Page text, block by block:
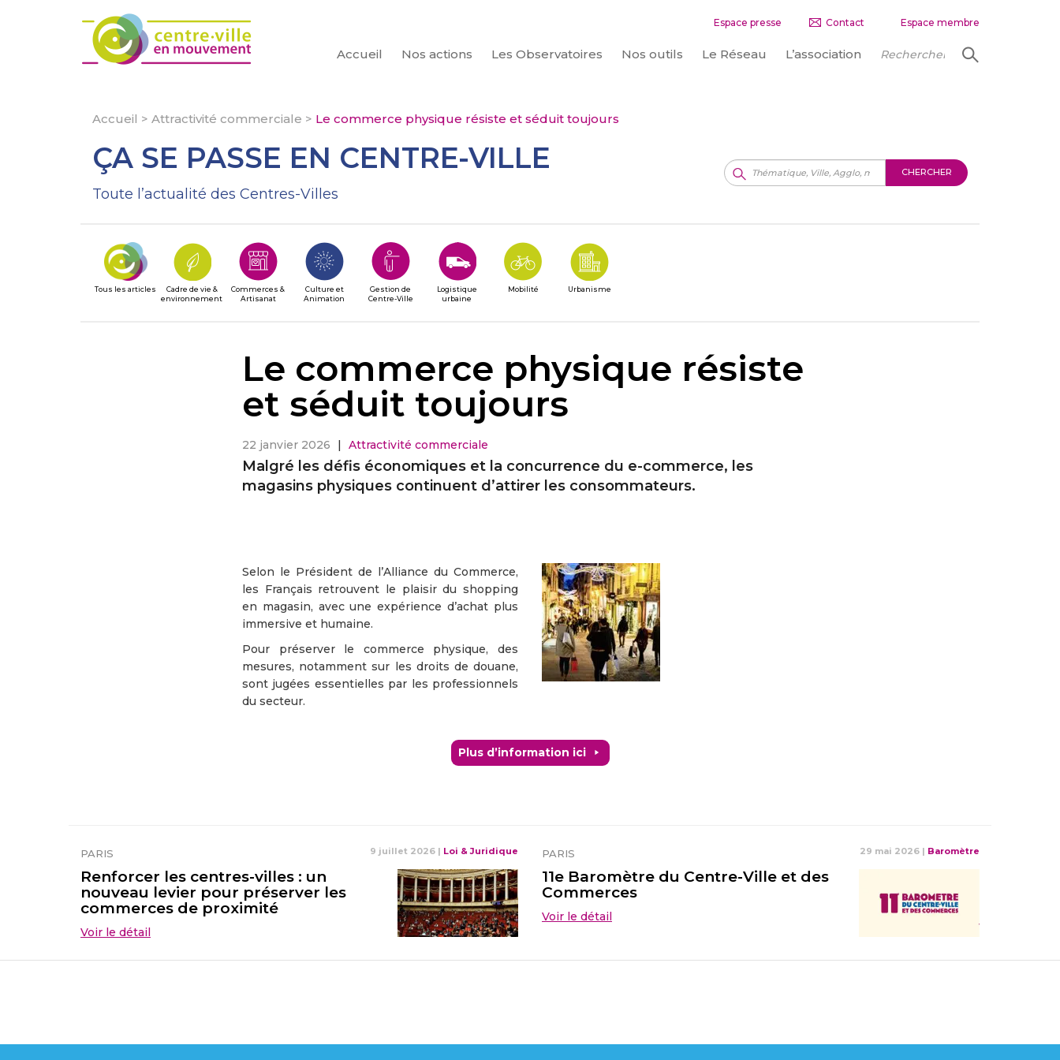
Espace presse Contact Espace membre
Accueil Nos actions Les Observatoires Nos outils Le Réseau L’association
CHERCHER
Accueil > Attractivité commerciale > Le commerce physique résiste et séduit toujours
ÇA SE PASSE EN CENTRE-VILLE
Toute l’actualité des Centres-Villes
CHERCHER
Tous les articles
Cadre de vie &
environnement
Commerces &
Artisanat
Culture et
Animation
Gestion de
Centre-Ville
Logistique
urbaine
Mobilité Urbanisme
Le commerce physique résiste
et séduit toujours
22 janvier 2026 | Attractivité commerciale
Malgré les défis économiques et la concurrence du e-commerce, les
magasins physiques continuent d’attirer les consommateurs.
Selon le Président de l’Alliance du Commerce,
les Français retrouvent le plaisir du shopping
en magasin, avec une expérience d’achat plus
immersive et humaine.
Pour préserver le commerce physique, des
mesures, notamment sur les droits de douane,
sont jugées essentielles par les professionnels
du secteur.
Plus d’information ici
PARIS 9 juillet 2026 | Loi & Juridique
Renforcer les centres-villes : un
nouveau levier pour préserver les
commerces de proximité
Voir le détail
PARIS 29 mai 2026 | Baromètre
11e Baromètre du Centre-Ville et des
Commerces
Voir le détail